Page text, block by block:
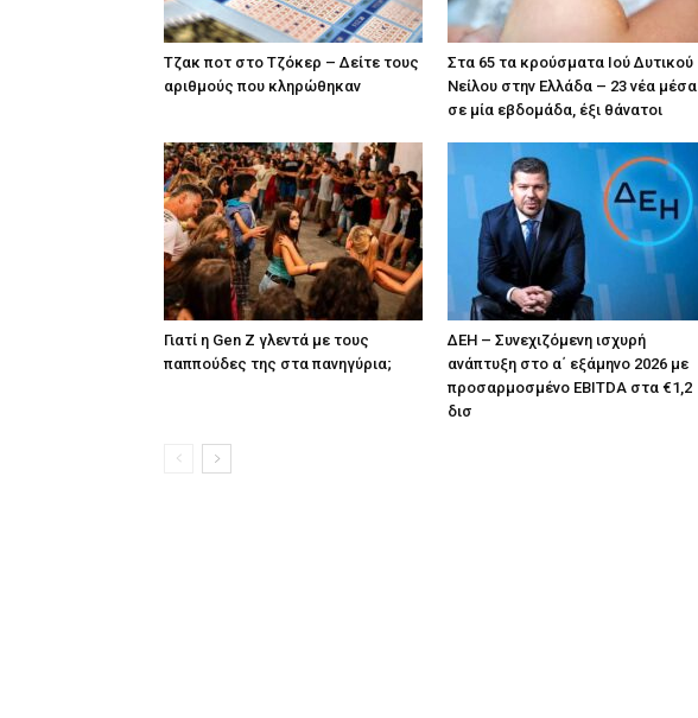
Tζακ ποτ στο Τζόκερ – Δείτε τους
αριθμούς που κληρώθηκαν
Στα 65 τα κρούσματα Ιού Δυτικού
Νείλου στην Ελλάδα – 23 νέα μέσα
σε μία εβδομάδα, έξι θάνατοι
Γιατί η Gen Z γλεντά με τους
παππούδες της στα πανηγύρια;
ΔΕΗ – Συνεχιζόμενη ισχυρή
ανάπτυξη στο α΄ εξάμηνο 2026 με
προσαρμοσμένο EBITDA στα €1,2
δισ